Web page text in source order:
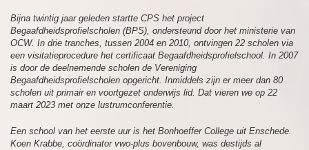
Bijna twintig jaar geleden startte CPS het project
Begaafdheidsprofielscholen (BPS), ondersteund door het ministerie van
OCW. In drie tranches, tussen 2004 en 2010, ontvingen 22 scholen via
een visitatieprocedure het certificaat Begaafdheidsprofielschool. In 2007
is door de deelnemende scholen de Vereniging
Begaafdheidsprofielscholen opgericht. Inmiddels zijn er meer dan 80
scholen uit primair en voortgezet onderwijs lid. Dat vieren we op 22
maart 2023 met onze lustrumconferentie.
Een school van het eerste uur is het Bonhoeffer College uit Enschede.
Koen Krabbe, coördinator vwo-plus bovenbouw, was destijds al